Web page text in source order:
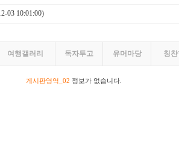
03 10:01:00)
여행갤러리 독자투고 유머마당 칭
게시판영역_02 정보가 없습니다.